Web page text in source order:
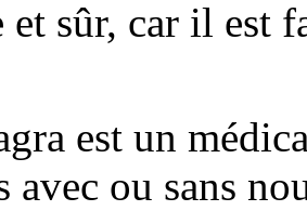
et sûr, car il est
est un
avec ou sans